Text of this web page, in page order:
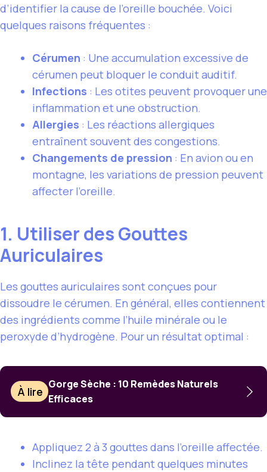
d’identifier la cause de l’oreille bouchée. Voici
quelques raisons fréquentes :
Cérumen : Une accumulation excessive de
cérumen peut bloquer le conduit auditif.
Infections : Les otites peuvent provoquer une
inflammation et une obstruction.
Allergies : Les réactions allergiques
entraînent souvent des congestions.
Changements de pression : En avion ou en
montagne, les variations de pression peuvent
affecter l’oreille.
1. Utiliser des Gouttes
Auriculaires
Les gouttes auriculaires sont conçues pour
dissoudre le cérumen. En général, elles contiennent
des ingrédients comme l’huile minérale ou le
peroxyde d’hydrogène. Pour un résultat optimal :
À lire
Gorge Sèche : 10 Remèdes Naturels
Efficaces
Appliquez 2 à 3 gouttes dans l’oreille affectée.
Inclinez la tête pendant quelques minutes